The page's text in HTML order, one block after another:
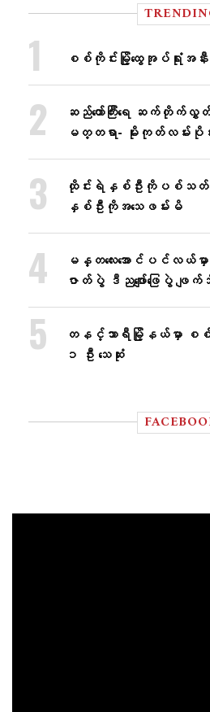
စစ်ကိုင်းမြို့ထွေအုပ်ရုံးအနီး
ဆည်တော်ကြီးရေ ဆက်တိုက်လွှ
မတ္တရာ- မိုးကုတ်လမ်းပိုင်း
ထိုင်းရဲနှစ်ဦးကိုပစ်သ
နှစ်ဦးကိုအသေဖမ်းမိ
မန္တလေးအောင်ပင်လယ်မှာ
ဇာတ်ပွဲ ဒီညဖျော်ဖြေပွဲ ဖျက်
တနင်္သာရီမြို့နယ်မှာ စစ်
၁ ဦး သေဆုံး